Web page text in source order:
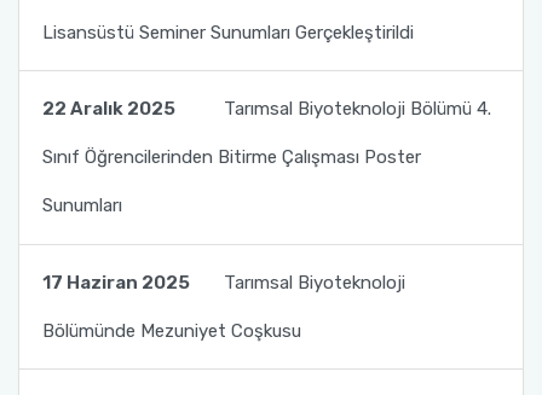
Lisansüstü Seminer Sunumları Gerçekleştirildi
22 Aralık 2025 Tarımsal Biyoteknoloji Bölümü 4.
Sınıf Öğrencilerinden Bitirme Çalışması Poster
Sunumları
17 Haziran 2025 Tarımsal Biyoteknoloji
Bölümünde Mezuniyet Coşkusu